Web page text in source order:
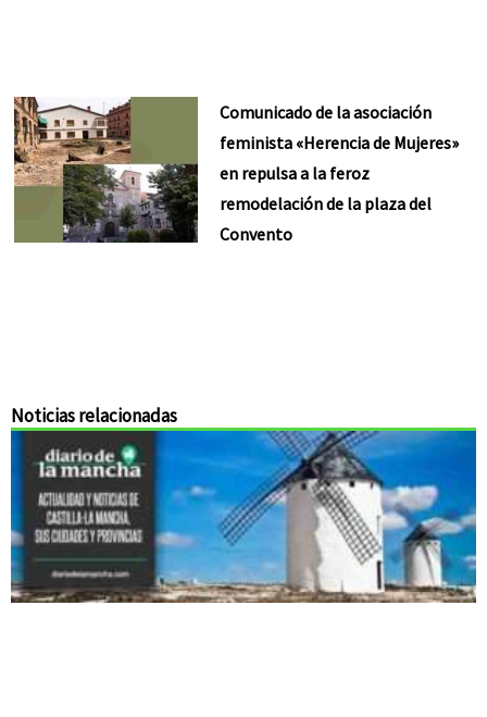
Comunicado de la asociación
feminista «Herencia de Mujeres»
en repulsa a la feroz
remodelación de la plaza del
Convento
Noticias relacionadas